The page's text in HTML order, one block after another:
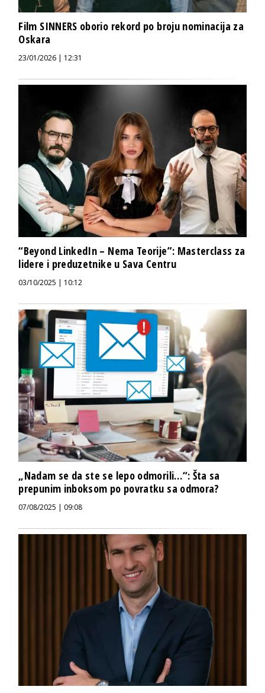
Film SINNERS oborio rekord po broju nominacija za
Oskara
23/01/2026 | 12:31
“Beyond LinkedIn – Nema Teorije”: Masterclass za
lidere i preduzetnike u Sava Centru
03/10/2025 | 10:12
„Nadam se da ste se lepo odmorili…“: Šta sa
prepunim inboksom po povratku sa odmora?
07/08/2025 | 09:08